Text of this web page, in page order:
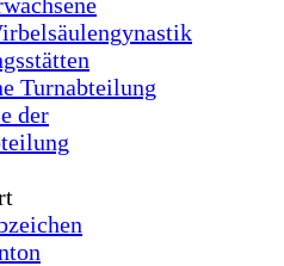
Turnabteilung
der